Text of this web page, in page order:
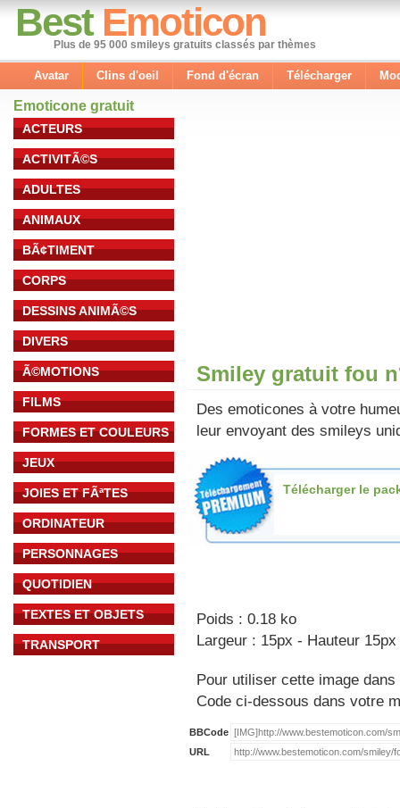
Best Emoticon
Plus de 95 000 smileys gratuits classés par thèmes
Avatar Clins d'oeil Fond d'écran Télécharger
Emoticone gratuit
ACTEURS
ACTIVITÃ©S
ADULTES
ANIMAUX
BÃ¢TIMENT
CORPS
DESSINS ANIMÃ©S
DIVERS
Ã©MOTIONS
FILMS
FORMES ET COULEURS
JEUX
JOIES ET FÃªTES
ORDINATEUR
PERSONNAGES
QUOTIDIEN
TEXTES ET OBJETS
TRANSPORT
Smiley gratuit fou
Des emoticones à votre
leur envoyant des smileys
Télécharger le
Poids : 0.18 ko
Largeur : 15px - Hauteur 15px
Pour utiliser cette image
Code ci-dessous dans votre
BBCode
URL